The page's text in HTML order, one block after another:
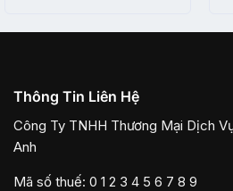
Thông Tin Liên Hệ
Công Ty TNHH Thương Mại Dịch
Anh
Mã số thuế: 0 1 2 3 4 5 6 7 8 9